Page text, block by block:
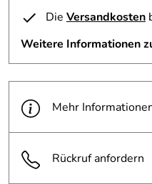
Die Versandkosten
Weitere Informationen
Mehr
Rückruf anfordern